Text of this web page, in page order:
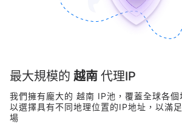
最大規模的 越南 代理IP
我們擁有龐大的 越南 IP池，覆蓋全球各
以選擇具有不同地理位置的IP地址，以滿
場